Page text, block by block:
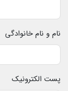
نام و نام خانوادگی
پست الکترونیک